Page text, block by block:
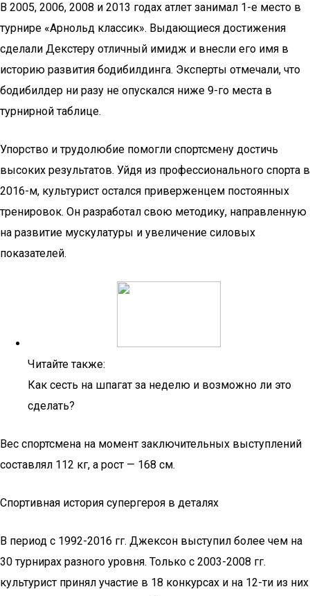
В 2005, 2006, 2008 и 2013 годах атлет занимал 1-е место в
турнире «Арнольд классик». Выдающиеся достижения
сделали Декстеру отличный имидж и внесли его имя в
историю развития бодибилдинга. Эксперты отмечали, что
бодибилдер ни разу не опускался ниже 9-го места в
турнирной таблице.
Упорство и трудолюбие помогли спортсмену достичь
высоких результатов. Уйдя из профессионального спорта в
2016-м, культурист остался приверженцем постоянных
тренировок. Он разработал свою методику, направленную
на развитие мускулатуры и увеличение силовых
показателей.
Читайте также:
Как сесть на шпагат за неделю и возможно ли это
сделать?
Вес спортсмена на момент заключительных выступлений
составлял 112 кг, а рост — 168 см.
Спортивная история супергероя в деталях
В период с 1992-2016 гг. Джексон выступил более чем на
30 турнирах разного уровня. Только с 2003-2008 гг.
культурист принял участие в 18 конкурсах и на 12-ти из них